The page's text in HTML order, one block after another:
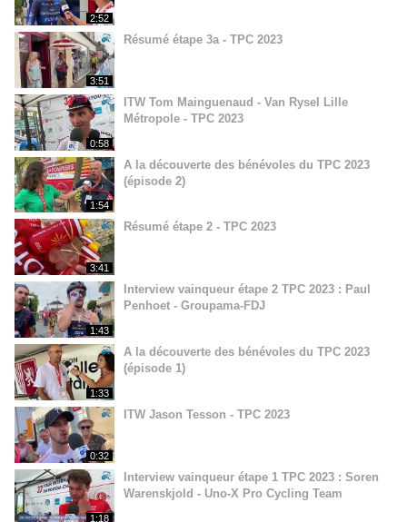
2:52
3:51
Résumé étape 3a - TPC 2023
0:58
ITW Tom Mainguenaud - Van Rysel Lille
Métropole - TPC 2023
1:54
A la découverte des bénévoles du TPC 2023
(épisode 2)
3:41
Résumé étape 2 - TPC 2023
1:43
Interview vainqueur étape 2 TPC 2023 : Paul
Penhoet - Groupama-FDJ
1:33
A la découverte des bénévoles du TPC 2023
(épisode 1)
0:32
ITW Jason Tesson - TPC 2023
1:18
Interview vainqueur étape 1 TPC 2023 : Soren
Warenskjold - Uno-X Pro Cycling Team